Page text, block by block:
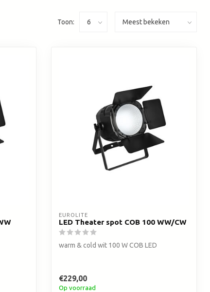
Toon:
EUROLITE
LED Theater spot COB 100 WW/CW
warm & cold wit 100 W COB LED
€229,00
Op voorraad